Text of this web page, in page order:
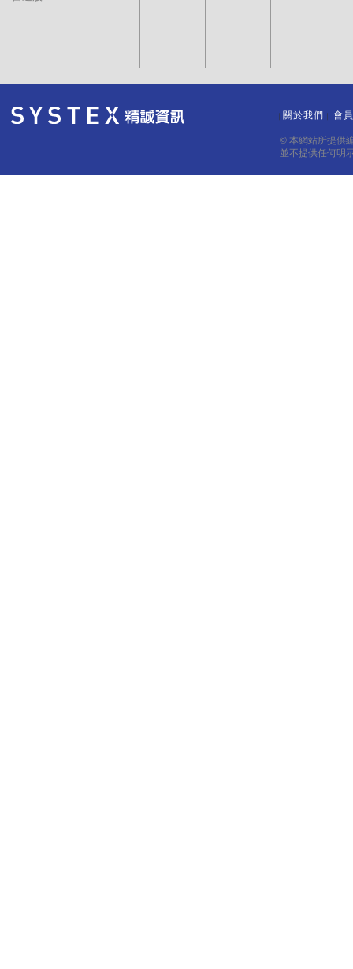
關於我們 會
© 本網站所提供
並不提供任何明